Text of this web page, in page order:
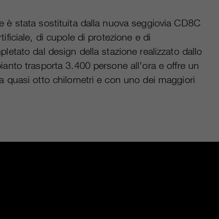
stata sostituita dalla nuova seggiovia CD8C
di cupole di protezione e di
dal design della stazione realizzato dallo
trasporta 3.400 persone all'ora e offre un
quasi otto chilometri e con uno dei maggiori